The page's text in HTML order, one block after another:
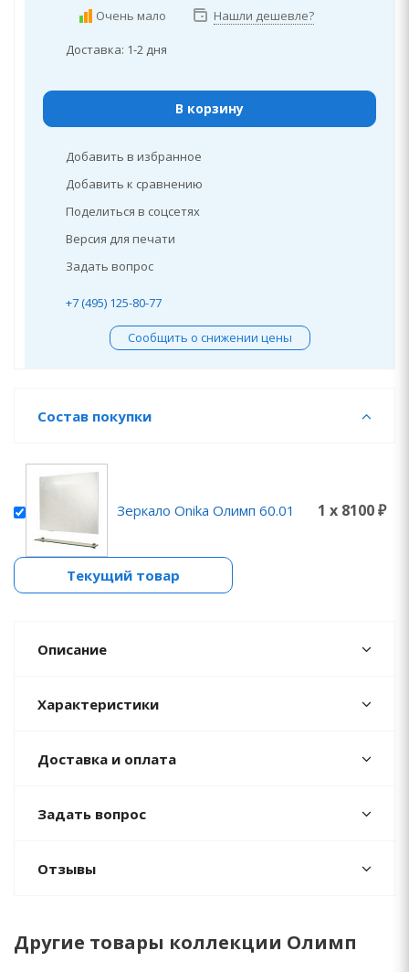
Очень мало Нашли дешевле?
Доставка: 1-2 дня
В корзину
Добавить в избранное
Добавить к сравнению
Поделиться в соцсетях
Версия для печати
Задать вопрос
+7 (495) 125-80-77
Сообщить о снижении цены
Состав покупки
Зеркало Onika Олимп 60.01 1 x 8100 ₽
Текущий товар
Описание
Характеристики
Доставка и оплата
Задать вопрос
Отзывы
Другие товары коллекции Олимп